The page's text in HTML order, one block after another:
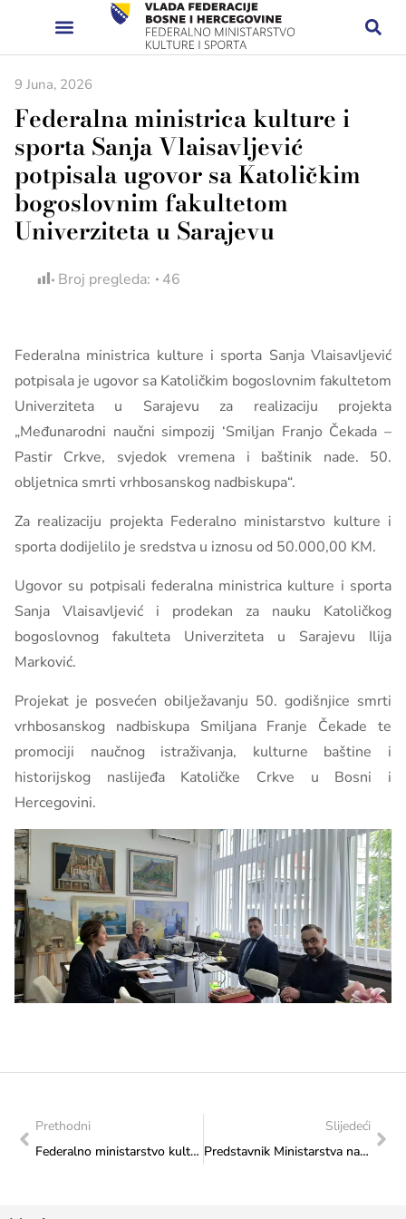
9 Juna, 2026
Federalna ministrica kulture i
sporta Sanja Vlaisavljević
potpisala ugovor sa Katoličkim
bogoslovnim fakultetom
Univerziteta u Sarajevu
Broj pregleda: 46
Federalna ministrica kulture i sporta Sanja Vlaisavljević
potpisala je ugovor sa Katoličkim bogoslovnim fakultetom
Univerziteta u Sarajevu za realizaciju projekta
„Međunarodni naučni simpozij ‘Smiljan Franjo Čekada –
Pastir Crkve, svjedok vremena i baštinik nade. 50.
obljetnica smrti vrhbosanskog nadbiskupa“.
Za realizaciju projekta Federalno ministarstvo kulture i
sporta dodijelilo je sredstva u iznosu od 50.000,00 KM.
Ugovor su potpisali federalna ministrica kulture i sporta
Sanja Vlaisavljević i prodekan za nauku Katoličkog
bogoslovnog fakulteta Univerziteta u Sarajevu Ilija
Marković.
Projekat je posvećen obilježavanju 50. godišnjice smrti
vrhbosanskog nadbiskupa Smiljana Franje Čekade te
promociji naučnog istraživanja, kulturne baštine i
historijskog naslijeđa Katoličke Crkve u Bosni i
Hercegovini.
Prethodni
Federalno ministarstvo kulture i sporta osiguralo 60.000 KM za projekat promocije identiteta Bošnjaka i govornika bosanskog jezika
Slijedeći
Predstavnik Ministarstva na utrci „SARA 5K“ u Kiseljaku: Snažna podrška razvoju sporta i zajedništva